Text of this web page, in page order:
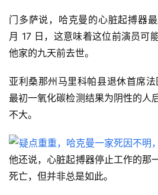
门多萨说，哈克曼的心脏起搏器
月 17 日，这意味着这位前演员可
他家的九天前去世。
亚利桑那州马里科帕县退休首席法
最初一氧化碳检测结果为阴性的人
不大。
他还说，心脏起搏器停止工作的那
死亡，但并非总是如此。